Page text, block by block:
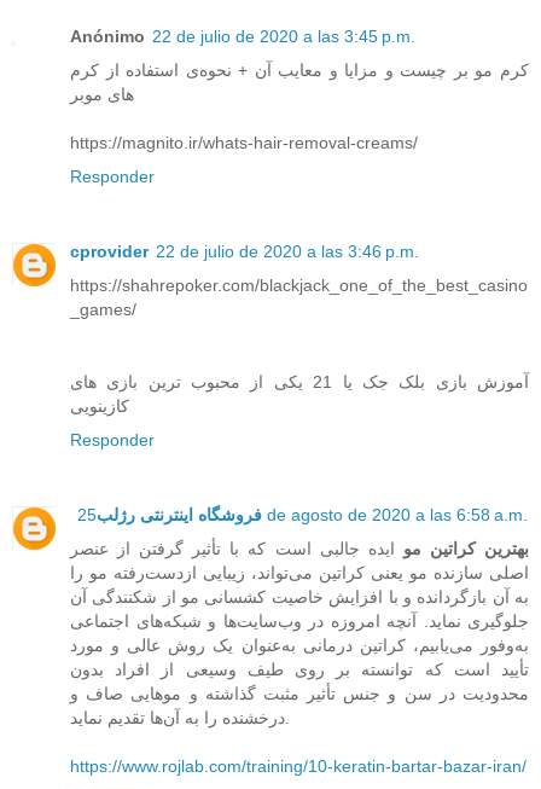
Anónimo 22 de julio de 2020 a las 3:45 p.m.
کرم مو بر چیست و مزایا و معایب آن + نحوه‌ی استفاده از کرم
های موبر
https://magnito.ir/whats-hair-removal-creams/
Responder
cprovider 22 de julio de 2020 a las 3:46 p.m.
https://shahrepoker.com/blackjack_one_of_the_best_casino
_games/
آموزش بازی بلک جک یا 21 یکی از محبوب ترین بازی های
کازینویی
Responder
فروشگاه اینترنتی رژلب 25 de agosto de 2020 a las 6:58 a.m.
بهترین کراتین مو ایده جالبی است که با تأثیر گرفتن از عنصر
اصلی سازنده مو یعنی کراتین می‌تواند، زیبایی ازدست‌رفته مو را
به آن بازگردانده و با افزایش خاصیت کشسانی مو از شکنندگی آن
جلوگیری نماید. آنچه امروزه در وب‌سایت‌ها و شبکه‌های اجتماعی
به‌وفور می‌یابیم، کراتین درمانی به‌عنوان یک روش عالی و مورد
تأیید است که توانسته بر روی طیف وسیعی از افراد بدون
محدودیت در سن و جنس تأثیر مثبت گذاشته و موهایی صاف و
درخشنده را به آن‌ها تقدیم نماید.
https://www.rojlab.com/training/10-keratin-bartar-bazar-iran/